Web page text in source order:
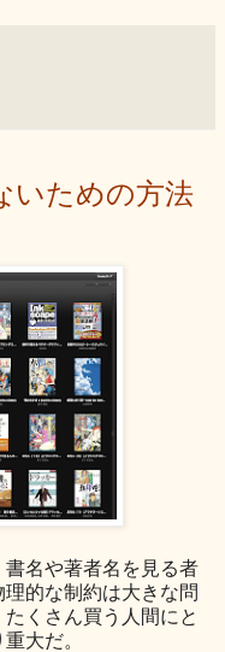
いための方法
名や著者名を見る者
的な制約は大きな問
くさん買う人間にと
大だ。